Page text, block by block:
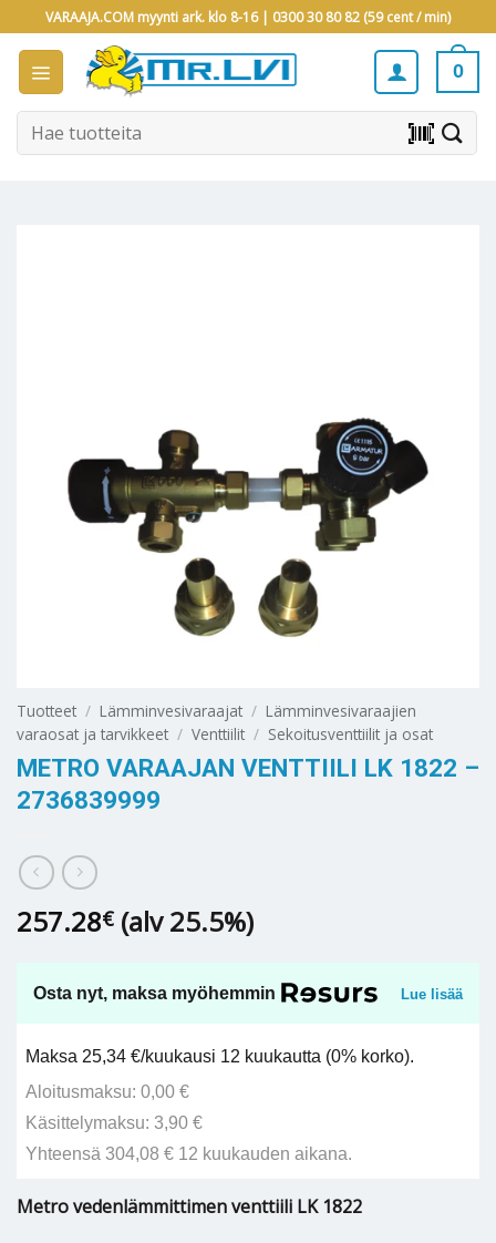
to
content
VARAAJA.COM myynti ark. klo 8-16 | 0300 30 80 82 (59 cent / min)
0
Etsi: barcode_scanner
Tuotteet / Lämminvesivaraajat / Lämminvesivaraajien
varaosat ja tarvikkeet / Venttiilit / Sekoitusventtiilit ja osat
METRO VARAAJAN VENTTIILI LK 1822 –
2736839999
257.28€ (alv 25.5%)
Osta nyt, maksa myöhemmin Lue lisää
Maksa 25,34 €/kuukausi 12 kuukautta (0% korko).
Aloitusmaksu: 0,00 €
Käsittelymaksu: 3,90 €
Yhteensä 304,08 € 12 kuukauden aikana.
Metro vedenlämmittimen venttiili LK 1822